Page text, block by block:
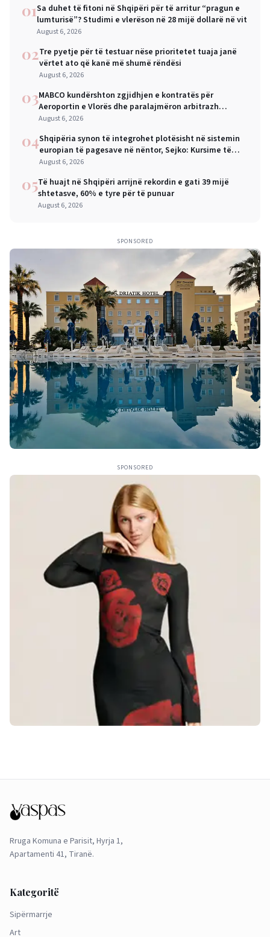
01Sa duhet të fitoni në Shqipëri për të arritur “pragun e
lumturisë”? Studimi e vlerëson në 28 mijë dollarë në vit
August 6, 2026
02Tre pyetje për të testuar nëse prioritetet tuaja janë
vërtet ato që kanë më shumë rëndësi
August 6, 2026
03MABCO kundërshton zgjidhjen e kontratës për
Aeroportin e Vlorës dhe paralajmëron arbitrazh
ndërkombëtar
August 6, 2026
04Shqipëria synon të integrohet plotësisht në sistemin
europian të pagesave në nëntor, Sejko: Kursime të
mëdha për qytetarët dhe bizneset
August 6, 2026
05Të huajt në Shqipëri arrijnë rekordin e gati 39 mijë
shtetasve, 60% e tyre për të punuar
August 6, 2026
SPONSORED
SPONSORED
Rruga Komuna e Parisit, Hyrja 1,
Apartamenti 41, Tiranë.
Kategoritë
Sipërmarrje
Art